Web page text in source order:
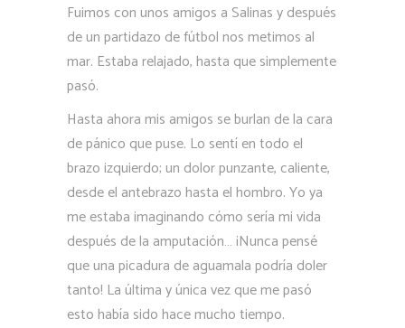
Fuimos con unos amigos a Salinas y después
de un partidazo de fútbol nos metimos al
mar. Estaba relajado, hasta que simplemente
pasó.
Hasta ahora mis amigos se burlan de la cara
de pánico que puse. Lo sentí en todo el
brazo izquierdo; un dolor punzante, caliente,
desde el antebrazo hasta el hombro. Yo ya
me estaba imaginando cómo sería mi vida
después de la amputación… ¡Nunca pensé
que una picadura de aguamala podría doler
tanto! La última y única vez que me pasó
esto había sido hace mucho tiempo.